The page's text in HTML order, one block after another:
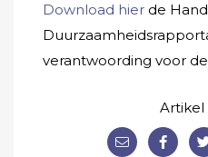
Download hier de
verantwoording voor
Artikel